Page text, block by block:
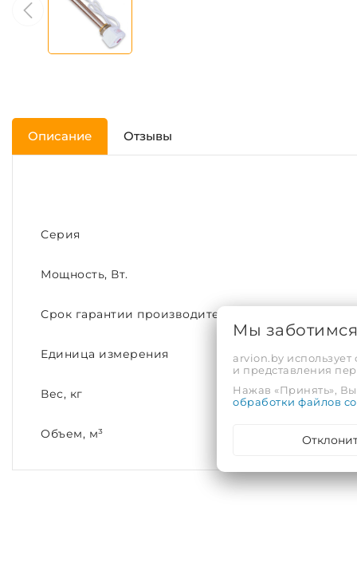
Описание Отзывы
Серия
Мощность, Вт.
Срок гарантии производителя, лет
Единица измерения
Вес, кг
Объем, м³
Мы
arvion.by
и представления
Нажав «Принять», Вы
обработки файлов